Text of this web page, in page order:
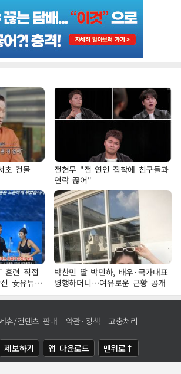
초 건물
전현무 "전 연인 집착에 친구들과
연락 끊어"
훈련 직접
女유튜버
박찬민 딸 박민하, 배우·국가대표
병행하더니…여유로운 근황 공개
제휴/컨텐츠 판매 약관·정책 고충처리
제보하기 앱 다운로드 맨위로↑